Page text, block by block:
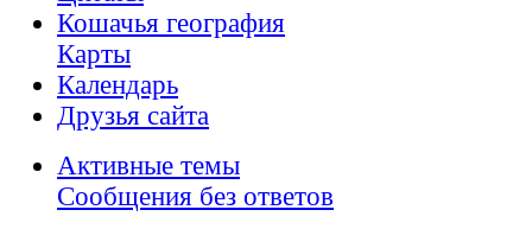
Кошачья география
Карты
Календарь
Друзья сайта
Активные темы
Сообщения без ответов